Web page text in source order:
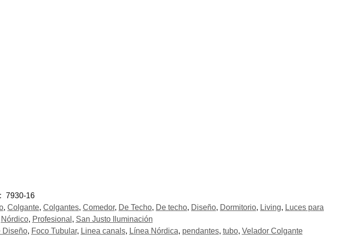
7930-16
, Colgante, Colgantes, Comedor, De Techo, De techo, Diseño, Dormitorio, Living, Luces para
Nórdico, Profesional , San Justo Iluminación
Diseño, Foco Tubular, Linea canals, Línea Nórdica, pendantes, tubo, Velador Colgante